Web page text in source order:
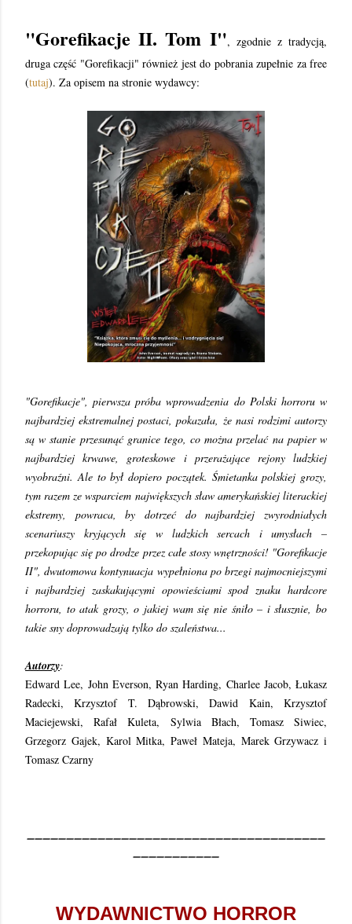
"Gorefikacje II. Tom I", zgodnie z tradycją,
druga część "Gorefikacji" również jest do pobrania zupełnie za free
(tutaj). Za opisem na stronie wydawcy:
"Gorefikacje", pierwsza próba wprowadzenia do Polski horroru w
najbardziej ekstremalnej postaci, pokazała, że nasi rodzimi autorzy
są w stanie przesunąć granice tego, co można przelać na papier w
najbardziej krwawe, groteskowe i przerażające rejony ludzkiej
wyobraźni. Ale to był dopiero początek. Śmietanka polskiej grozy,
tym razem ze wsparciem największych sław amerykańskiej literackiej
ekstremy, powraca, by dotrzeć do najbardziej zwyrodniałych
scenariuszy kryjących się w ludzkich sercach i umysłach –
przekopując się po drodze przez całe stosy wnętrzności! "Gorefikacje
II", dwutomowa kontynuacja wypełniona po brzegi najmocniejszymi
i najbardziej zaskakującymi opowieściami spod znaku hardcore
horroru, to atak grozy, o jakiej wam się nie śniło – i słusznie, bo
takie sny doprowadzają tylko do szaleństwa...
Autorzy:
Edward Lee, John Everson, Ryan Harding, Charlee Jacob, Łukasz
Radecki, Krzysztof T. Dąbrowski, Dawid Kain, Krzysztof
Maciejewski, Rafał Kuleta, Sylwia Błach, Tomasz Siwiec,
Grzegorz Gajek, Karol Mitka, Paweł Mateja, Marek Grzywacz i
Tomasz Czarny
WYDAWNICTWO HORROR